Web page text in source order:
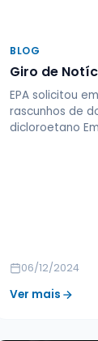
BLOG
Giro de
EPA solicitou
rascunhos de
dicloroetano
06/12/2024
Ver mais